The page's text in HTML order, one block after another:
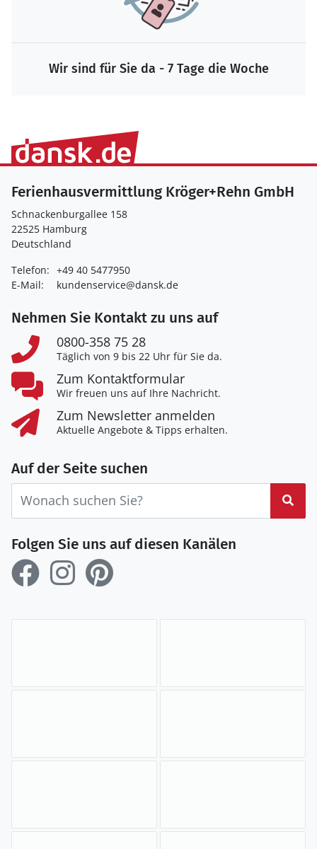
Wir sind für Sie da - 7 Tage die Woche
Ferienhausvermittlung Kröger+Rehn GmbH
Schnackenburgallee 158
22525 Hamburg
Deutschland
Telefon: +49 40 5477950
E-Mail:
kundenservice@dansk.de
Nehmen Sie Kontakt zu uns auf
0800-358 75 28
Täglich von 9 bis 22 Uhr für Sie da.
Zum Kontaktformular
Wir freuen uns auf Ihre Nachricht.
Zum Newsletter anmelden
Aktuelle Angebote & Tipps erhalten.
Auf der Seite suchen
Folgen Sie uns auf diesen Kanälen